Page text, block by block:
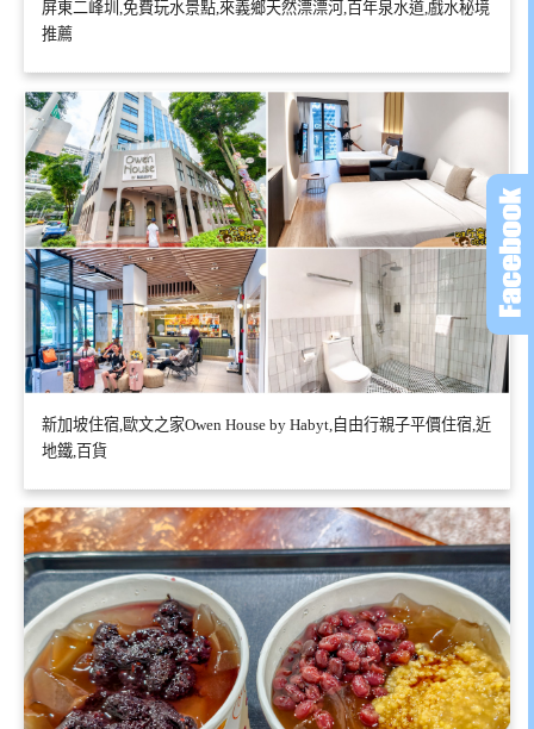
屏東二峰圳,免費玩水景點,來義鄉天然漂漂河,百年泉水道,戲水秘境
推薦
新加坡住宿,歐文之家Owen House by Habyt,自由行親子平價住宿,近
地鐵,百貨